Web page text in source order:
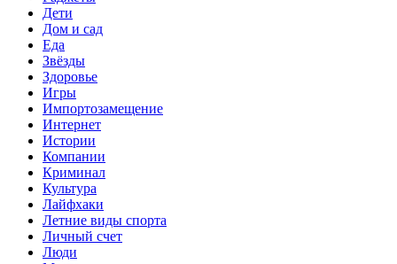
Дети
Дом и сад
Еда
Звёзды
Здоровье
Игры
Импортозамещение
Интернет
Истории
Компании
Криминал
Культура
Лайфхаки
Летние виды спорта
Личный счет
Люди